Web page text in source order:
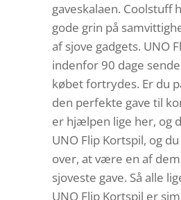
gaveskalaen. Coolstuff
gode grin på
af sjove gadgets. UNO
indenfor 90 dage
købet fortrydes. Er du
den perfekte gave til
er hjælpen lige her, og
UNO Flip Kortspil, og
over, at være en af
sjoveste gave. Så alle
UNO Flip Kortspil er